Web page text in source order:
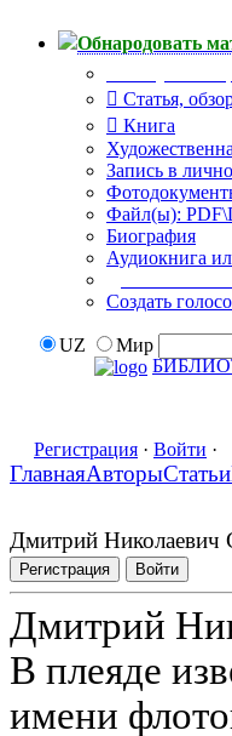
Обнародовать
Статья,
Книга
Запись в
Файл(ы):
Биография
Аудиокнига
Создать
UZ
Мир
Регистрация · Войти ·
ГлавнаяАвторыСтатьи
Дмитрий Николаевич
Регистрация Войти
Дмитрий
В плеяде
имени